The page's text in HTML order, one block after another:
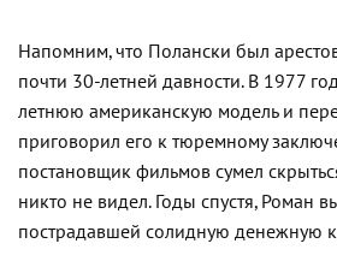
Напомним, что Полански был
почти 30-летней давности. В 1977
летнюю американскую модель и
приговорил его к тюремному
постановщик фильмов сумел
никто не видел. Годы спустя, Роман
пострадавшей солидную денежную